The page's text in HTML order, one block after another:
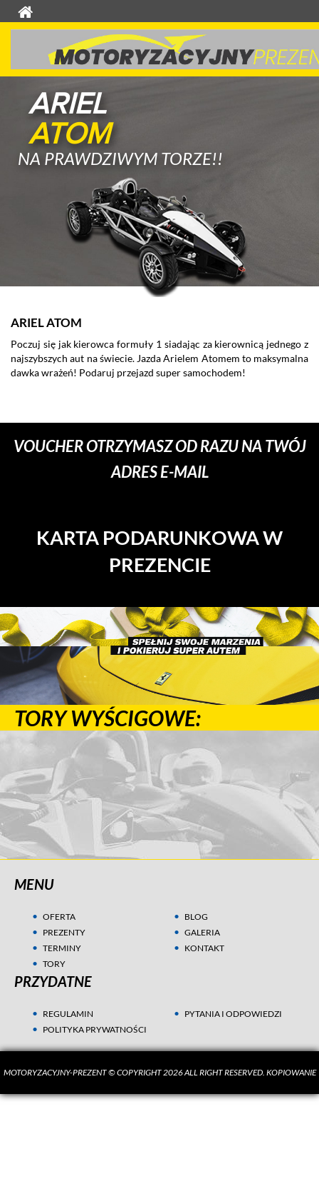
ARIEL
ATOM
NA PRAWDZIWYM TORZE!!
ARIEL ATOM
Poczuj się jak kierowca formuły 1 siadając za kierownicą jednego z
najszybszych aut na świecie. Jazda Arielem Atomem to maksymalna
dawka wrażeń! Podaruj przejazd super samochodem!
VOUCHER OTRZYMASZ OD RAZU NA TWÓJ
ADRES E-MAIL
KARTA PODARUNKOWA W
PREZENCIE
TORY WYŚCIGOWE:
MENU
OFERTA
PREZENTY
TERMINY
TORY
BLOG
GALERIA
KONTAKT
PRZYDATNE
REGULAMIN
POLITYKA PRYWATNOŚCI
PYTANIA I ODPOWIEDZI
MOTORYZACYJNY-PREZENT © COPYRIGHT 2026 ALL RIGHT RESERVED. KOPIOWANIE